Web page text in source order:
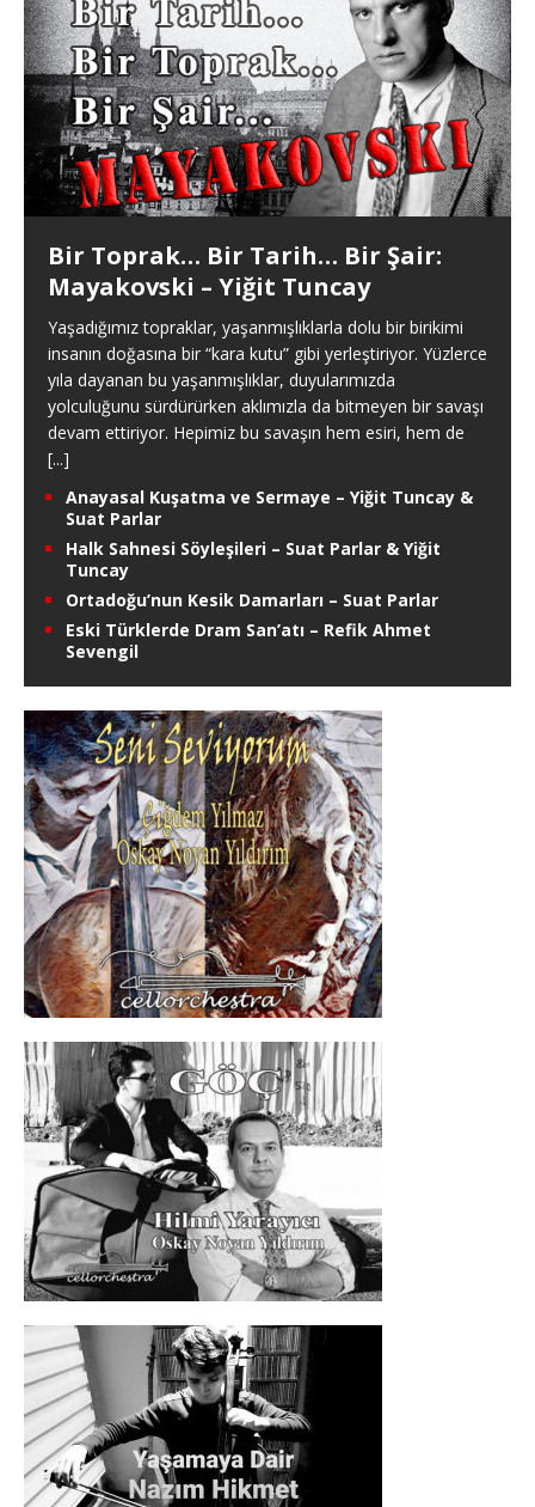
Bir Toprak… Bir Tarih… Bir Şair:
Mayakovski – Yiğit Tuncay
Yaşadığımız topraklar, yaşanmışlıklarla dolu bir birikimi
insanın doğasına bir “kara kutu” gibi yerleştiriyor. Yüzlerce
yıla dayanan bu yaşanmışlıklar, duyularımızda
yolculuğunu sürdürürken aklımızla da bitmeyen bir savaşı
devam ettiriyor. Hepimiz bu savaşın hem esiri, hem de
[...]
Anayasal Kuşatma ve Sermaye – Yiğit Tuncay &
Suat Parlar
Halk Sahnesi Söyleşileri – Suat Parlar & Yiğit
Tuncay
Ortadoğu’nun Kesik Damarları – Suat Parlar
Eski Türklerde Dram San’atı – Refik Ahmet
Sevengil